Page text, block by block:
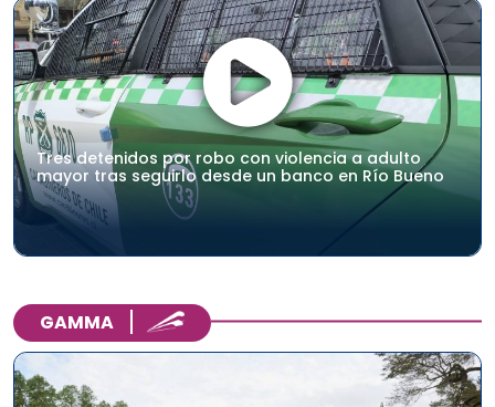
Tres detenidos por robo con violencia a adulto
mayor tras seguirlo desde un banco en Río Bueno
GAMMA